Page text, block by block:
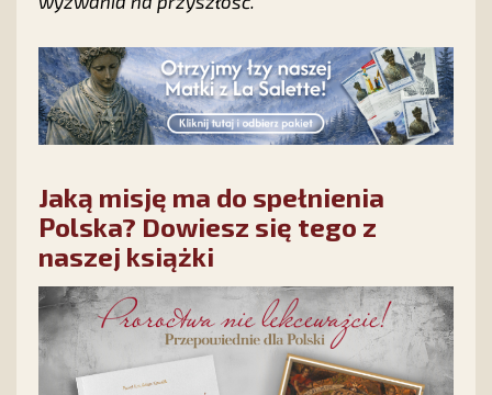
Jaką misję ma do spełnienia
Polska? Dowiesz się tego z
naszej książki